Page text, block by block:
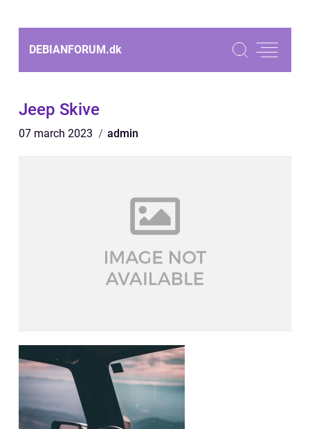
DEBIANFORUM.dk
Jeep Skive
07 march 2023 admin